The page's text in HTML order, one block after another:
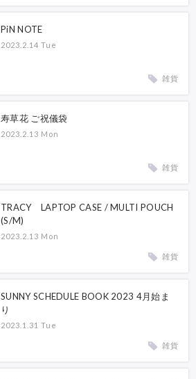
PiN NOTE
2023.2.14 Tue
雑貨
寿草花 ご祝儀袋
2023.2.13 Mon
雑貨
TRACY LAPTOP CASE / MULTI POUCH
(S/M)
2023.2.13 Mon
雑貨
SUNNY SCHEDULE BOOK 2023 4月始ま
り
2023.1.31 Tue
雑貨